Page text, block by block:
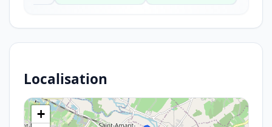
Localisation
+